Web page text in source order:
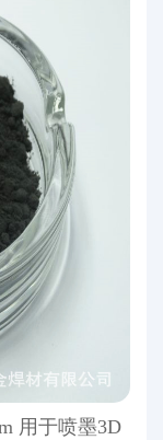
用于喷墨3D